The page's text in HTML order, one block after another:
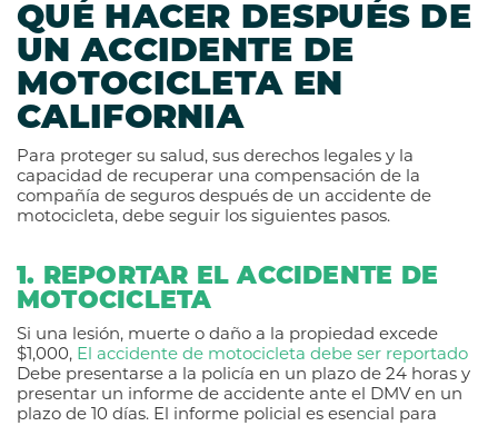
QUÉ HACER DESPUÉS DE
UN ACCIDENTE DE
MOTOCICLETA EN
CALIFORNIA
Para proteger su salud, sus derechos legales y la
capacidad de recuperar una compensación de la
compañía de seguros después de un accidente de
motocicleta, debe seguir los siguientes pasos.
1. REPORTAR EL ACCIDENTE DE
MOTOCICLETA
Si una lesión, muerte o daño a la propiedad excede
$1,000, El accidente de motocicleta debe ser reportado
Debe presentarse a la policía en un plazo de 24 horas y
presentar un informe de accidente ante el DMV en un
plazo de 10 días. El informe policial es esencial para